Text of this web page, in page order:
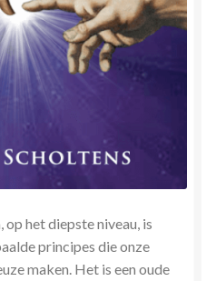
op het diepste niveau, is
principes die onze
maken. Het is een oude